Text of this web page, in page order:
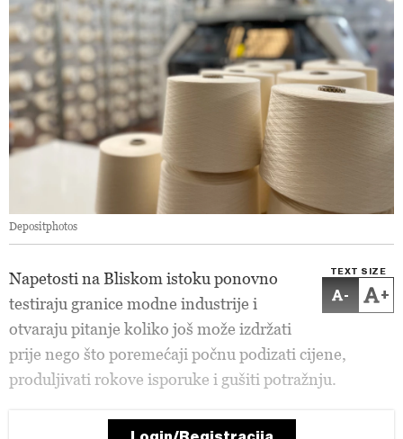
Depositphotos
TEXT SIZE
- +
Napetosti na Bliskom istoku ponovno
testiraju granice modne industrije i
otvaraju pitanje koliko još može izdržati
prije nego što poremećaji počnu podizati cijene,
produljivati rokove isporuke i gušiti potražnju.